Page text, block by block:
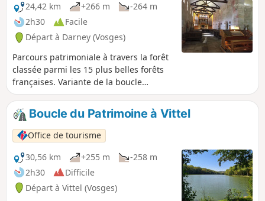
24,42 km
+266 m
-264 m
2h30
Facile
Départ à Darney (Vosges)
Parcours patrimoniale à travers la forêt
classée parmi les 15 plus belles forêts
françaises. Variante de la boucle
balisée n°24 avec départ la Maison de la
Forêt ou alternativement à l'éco-
camping la Clairière du Verbamont.
Boucle du Patrimoine à Vittel
Office de tourisme
30,56 km
+255 m
-258 m
2h30
Difficile
Départ à Vittel (Vosges)